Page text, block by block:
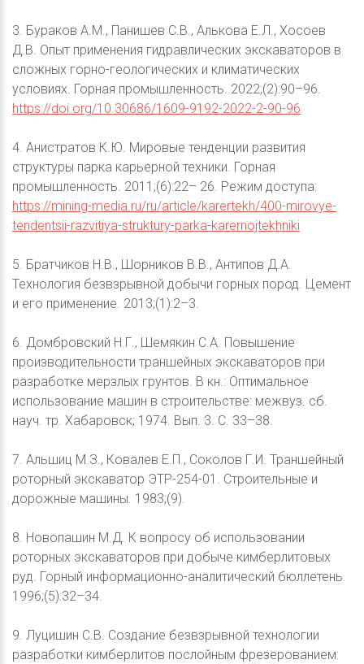
3. Бураков А.М., Панишев С.В., Алькова Е.Л., Хосоев
Д.В. Опыт применения гидравлических экскаваторов в
сложных горно-геологических и климатических
условиях. Горная промышленность. 2022;(2):90–96.
https://doi.org/10.30686/1609-9192-2022-2-90-96
4. Анистратов К.Ю. Мировые тенденции развития
структуры парка карьерной техники. Горная
промышленность. 2011;(6):22– 26. Режим доступа:
https://mining-media.ru/ru/article/karertekh/400-mirovye-
tendentsii-razvitiya-struktury-parka-karernojtekhniki
5. Братчиков Н.В., Шорников В.В., Антипов Д.А.
Технология безвзрывной добычи горных пород. Цемент
и его применение. 2013;(1):2–3.
6. Домбровский Н.Г., Шемякин С.А. Повышение
производительности траншейных экскаваторов при
разработке мерзлых грунтов. В кн.: Оптимальное
использование машин в строительстве: межвуз. сб.
науч. тр. Хабаровск; 1974. Вып. 3. С. 33–38.
7. Альшиц М.З., Ковалев Е.П., Соколов Г.И. Траншейный
роторный экскаватор ЭТР-254-01. Строительные и
дорожные машины. 1983;(9).
8. Новопашин М.Д. К вопросу об использовании
роторных экскаваторов при добыче кимберлитовых
руд. Горный информационно-аналитический бюллетень.
1996;(5):32–34.
9. Луцишин С.В. Создание безвзрывной технологии
разработки кимберлитов послойным фрезерованием: